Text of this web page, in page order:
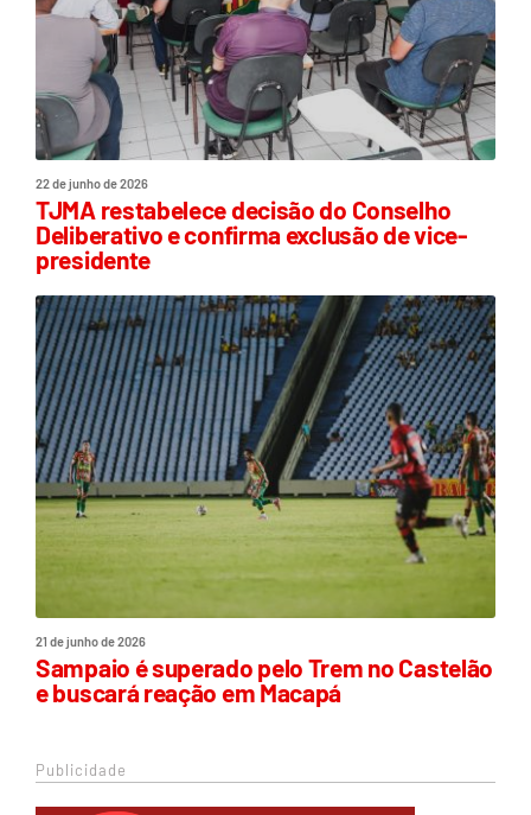
22 de junho de 2026
TJMA restabelece decisão do Conselho
Deliberativo e confirma exclusão de vice-
presidente
21 de junho de 2026
Sampaio é superado pelo Trem no Castelão
e buscará reação em Macapá
Publicidade